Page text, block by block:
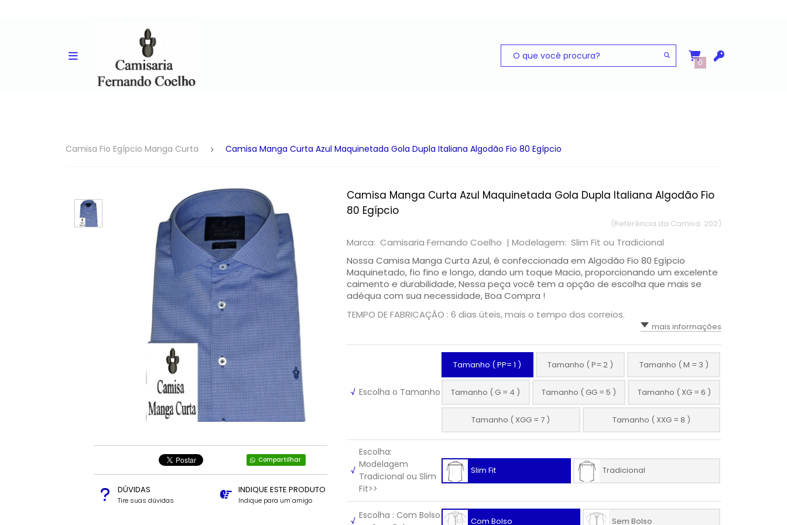
0
Camisa Fio Egípcio Manga Curta Camisa Manga Curta Azul Maquinetada Gola Dupla Italiana Algodão Fio 80 Egípcio
Compartilhar
DÚVIDAS
Tire suas dúvidas
INDIQUE ESTE PRODUTO
Indique para um amigo
Camisa Manga Curta Azul Maquinetada Gola Dupla Italiana Algodão Fio
80 Egípcio
(Referência da Camisa: 202)
Marca: Camisaria Fernando Coelho | Modelagem: Slim Fit ou Tradicional
Nossa Camisa Manga Curta Azul, é confeccionada em Algodão Fio 80 Egípcio
Maquinetado, fio fino e longo, dando um toque Macio, proporcionando um excelente
caimento e durabilidade, Nessa peça você tem a opção de escolha que mais se
adéqua com sua necessidade, Boa Compra !
TEMPO DE FABRICAÇÃO : 6 dias úteis, mais o tempo dos correios.
mais informações
√ Escolha o Tamanho
Tamanho ( PP= 1 ) Tamanho ( P= 2 ) Tamanho ( M = 3 )
Tamanho ( G = 4 ) Tamanho ( GG = 5 ) Tamanho ( XG = 6 )
Tamanho ( XGG = 7 ) Tamanho ( XXG = 8 )
√
Escolha:
Modelagem
Tradicional ou Slim
Fit>>
Slim Fit Tradicional
√
Escolha : Com Bolso
Com Bolso Sem Bolso